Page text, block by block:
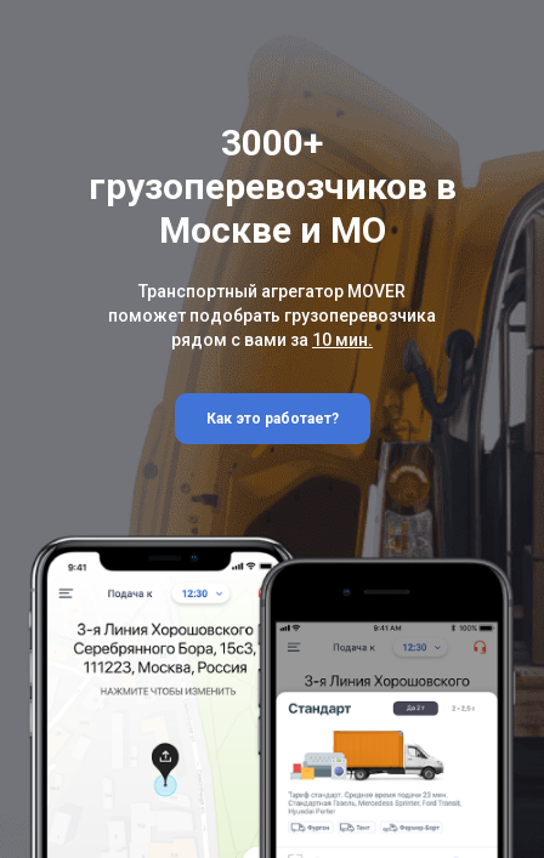
3000+
грузоперевозчиков в
Москве и МО
Транспортный агрегатор MOVER
поможет подобрать грузоперевозчика
рядом с вами за 10 мин.
Как это работает?